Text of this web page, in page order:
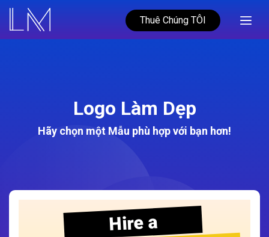
Thuê Chúng TÔI
Logo Làm Dẹp
Hãy chọn một Mẫu phù hợp với bạn hơn!
Hire a